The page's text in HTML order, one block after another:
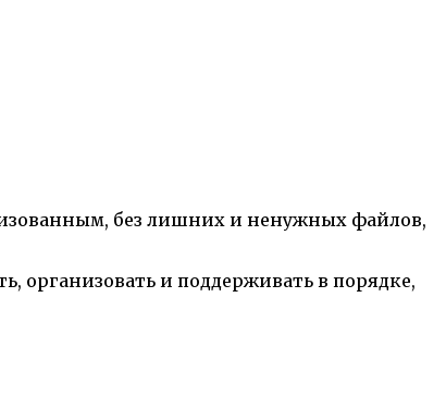
без лишних и ненужных файлов,
организовать и поддерживать в порядке,